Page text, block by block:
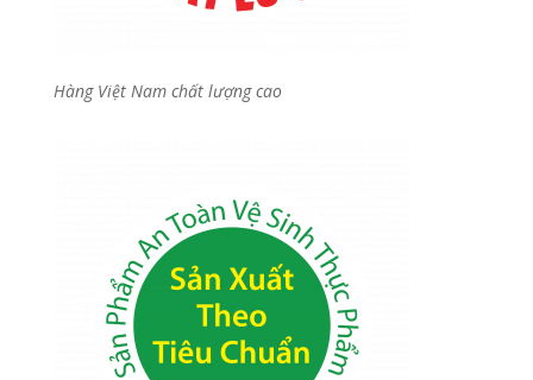
Hàng Việt Nam chất lượng cao